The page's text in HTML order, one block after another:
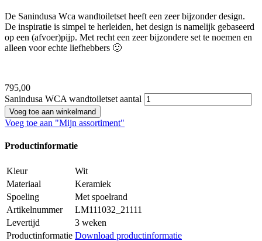
De Sanindusa Wca wandtoiletset heeft een zeer bijzonder design.
De inspiratie is simpel te herleiden, het design is namelijk gebaseerd
op een (afvoer)pijp. Met recht een zeer bijzondere set te noemen en
alleen voor echte liefhebbers 🙂
795,00
Sanindusa WCA wandtoiletset aantal
Voeg toe aan winkelmand
Voeg toe aan "Mijn assortiment"
Productinformatie
Kleur
Wit
Materiaal
Keramiek
Spoeling
Met spoelrand
Artikelnummer
LM111032_21111
Levertijd
3 weken
Productinformatie Download productinformatie